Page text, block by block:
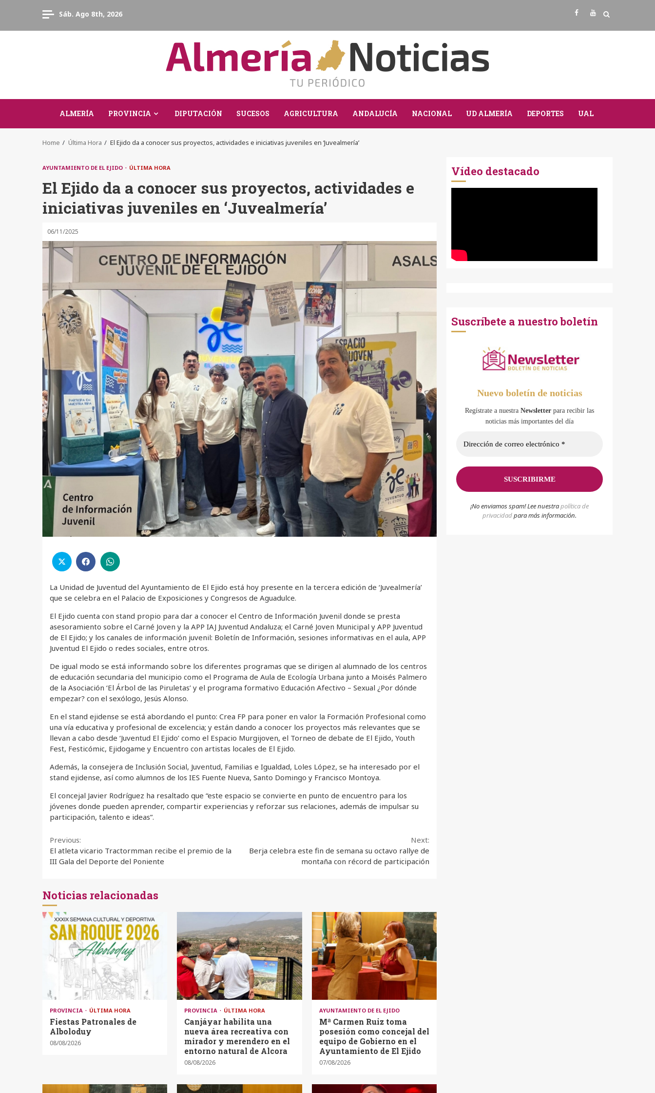
Sáb. Ago 8th, 2026 Facebook
Youtube
ALMERÍA PROVINCIA DIPUTACIÓN SUCESOS AGRICULTURA ANDALUCÍA NACIONAL UD ALMERÍA DEPORTES UAL
Home Última Hora El Ejido da a conocer sus proyectos, actividades e iniciativas juveniles en ‘Juvealmería’
AYUNTAMIENTO DE EL EJIDO ÚLTIMA HORA
El Ejido da a conocer sus proyectos, actividades e
iniciativas juveniles en ‘Juvealmería’
06/11/2025
La Unidad de Juventud del Ayuntamiento de El Ejido está hoy presente en la tercera edición de ‘Juvealmería’
que se celebra en el Palacio de Exposiciones y Congresos de Aguadulce.
El Ejido cuenta con stand propio para dar a conocer el Centro de Información Juvenil donde se presta
asesoramiento sobre el Carné Joven y la APP IAJ Juventud Andaluza; el Carné Joven Municipal y APP Juventud
de El Ejido; y los canales de información juvenil: Boletín de Información, sesiones informativas en el aula, APP
Juventud El Ejido o redes sociales, entre otros.
De igual modo se está informando sobre los diferentes programas que se dirigen al alumnado de los centros
de educación secundaria del municipio como el Programa de Aula de Ecología Urbana junto a Moisés Palmero
de la Asociación ‘El Árbol de las Piruletas’ y el programa formativo Educación Afectivo – Sexual ¿Por dónde
empezar? con el sexólogo, Jesús Alonso.
En el stand ejidense se está abordando el punto: Crea FP para poner en valor la Formación Profesional como
una vía educativa y profesional de excelencia; y están dando a conocer los proyectos más relevantes que se
llevan a cabo desde ‘Juventud El Ejido’ como el Espacio Murgijoven, el Torneo de debate de El Ejido, Youth
Fest, Festicómic, Ejidogame y Encuentro con artistas locales de El Ejido.
Además, la consejera de Inclusión Social, Juventud, Familias e Igualdad, Loles López, se ha interesado por el
stand ejidense, así como alumnos de los IES Fuente Nueva, Santo Domingo y Francisco Montoya.
El concejal Javier Rodríguez ha resaltado que “este espacio se convierte en punto de encuentro para los
jóvenes donde pueden aprender, compartir experiencias y reforzar sus relaciones, además de impulsar su
participación, talento e ideas”.
Continue
Reading
Previous:
El atleta vicario Tractormman recibe el premio de la
III Gala del Deporte del Poniente
Next:
Berja celebra este fin de semana su octavo rallye de
montaña con récord de participación
Noticias relacionadas
PROVINCIA ÚLTIMA HORA
Fiestas Patronales de
Alboloduy
08/08/2026
PROVINCIA ÚLTIMA HORA
Canjáyar habilita una
nueva área recreativa con
mirador y merendero en el
entorno natural de Alcora
08/08/2026
AYUNTAMIENTO DE EL EJIDO
Mª Carmen Ruiz toma
posesión como concejal del
equipo de Gobierno en el
Ayuntamiento de El Ejido
07/08/2026
Vídeo destacado
Suscríbete a nuestro boletín
Nuevo boletín de noticias
Regístrate a nuestra Newsletter para recibir las
noticias más importantes del día
¡No enviamos spam! Lee nuestrapolítica de
privacidadpara más información.